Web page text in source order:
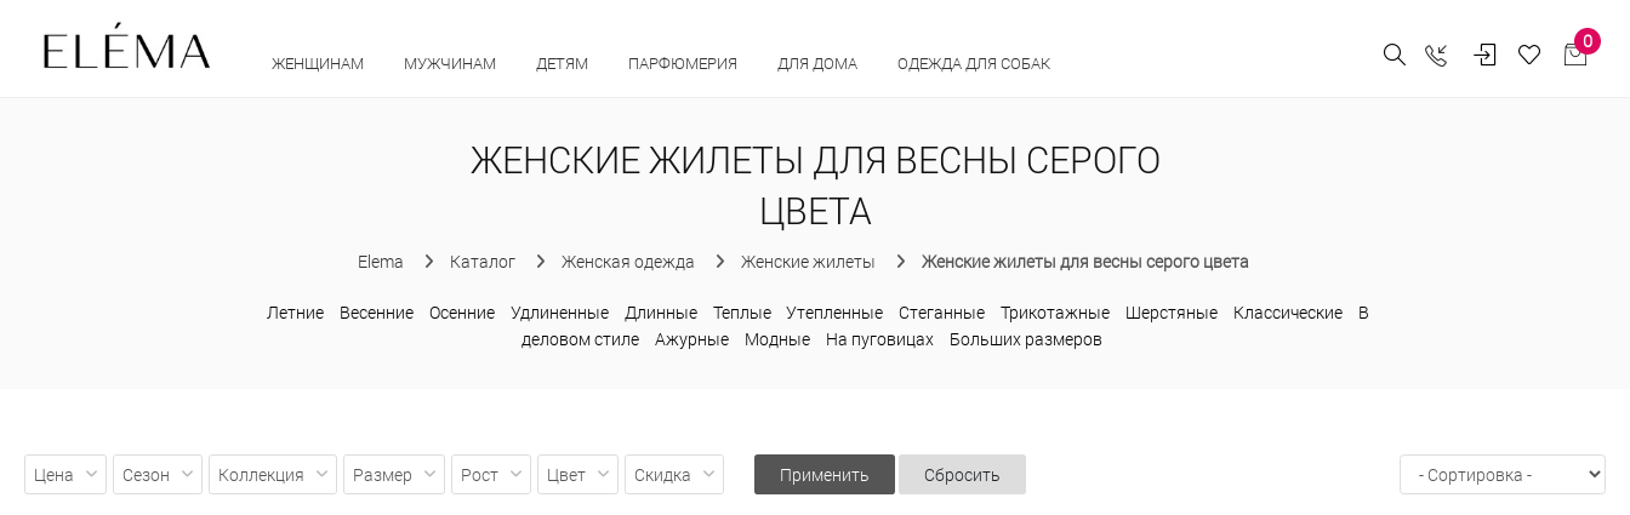
ЖЕНЩИНАМ МУЖЧИНАМ ДЕТЯМ ПАРФЮМЕРИЯ ДЛЯ ДОМА ОДЕЖДА ДЛЯ СОБАК
0
ЖЕНСКИЕ ЖИЛЕТЫ ДЛЯ ВЕСНЫ СЕРОГО
ЦВЕТА
Elema Каталог Женская одежда Женские жилеты Женские жилеты для весны серого цвета
Летние Весенние Осенние Удлиненные Длинные Теплые Утепленные Стеганные Трикотажные Шерстяные Классические
В
деловом стиле
Ажурные Модные На пуговицах Больших размеров
Цена Сезон Коллекция Размер Рост Цвет Скидка Применить Сбросить